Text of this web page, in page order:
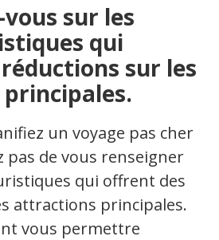
vous sur les
qui
sur les
un voyage pas cher
pas de vous renseigner
qui offrent des
attractions principales.
vous permettre